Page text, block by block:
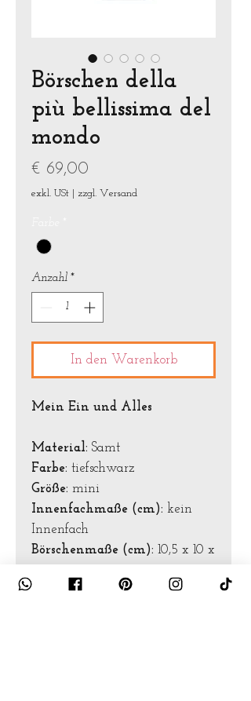
Börschen della
più bellissima del
mondo
€ 69,00
exkl. USt zzgl. Versand
Anzahl *
In den Warenkorb
Mein Ein und Alles
Material: Samt
Farbe: tiefschwarz
Größe: mini
Innenfachmaße (cm): kein
Innenfach
Börschenmaße (cm): 10,5 x 10 x